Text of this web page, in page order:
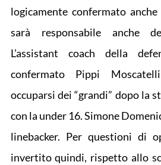
logicamente confermato
sarà responsabile anche
L’assistant coach della
confermato Pippi
occuparsi dei “grandi” dopo la
con la under 16. Simone
linebacker. Per questioni di
invertito quindi, rispetto allo